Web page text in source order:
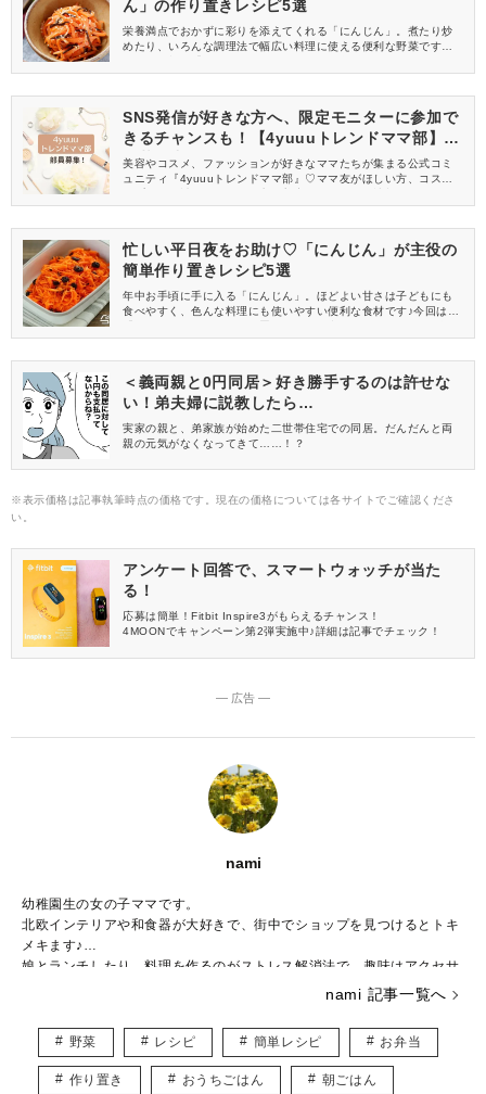
ん」の作り置きレシピ5選
栄養満点でおかずに彩りを添えてくれる「にんじん」。煮たり炒
めたり、いろんな調理法で幅広い料理に使える便利な野菜です。
介！作り置きもできるので、忙しい毎日で活躍してくれますよ。
SNS発信が好きな方へ、限定モニターに参加で
きるチャンスも！【4yuuuトレンドママ部】部
員募集中
美容やコスメ、ファッションが好きなママたちが集まる公式コミ
ュニティ『4yuuuトレンドママ部』♡ママ友がほしい方、コスメサ
信してくれる方を募集しています！
忙しい平日夜をお助け♡「にんじん」が主役の
簡単作り置きレシピ5選
年中お手頃に手に入る「にんじん」。ほどよい甘さは子どもにも
食べやすく、色んな料理にも使いやすい便利な食材です♪今回は、
忙しい平日は作り置きおかずで気軽に乗り越えましょう。
＜義両親と0円同居＞好き勝手するのは許せな
い！弟夫婦に説教したら…
実家の親と、弟家族が始めた二世帯住宅での同居。だんだんと両
親の元気がなくなってきて……！？
※表示価格は記事執筆時点の価格です。現在の価格については各サイトでご確認くださ
い。
アンケート回答で、スマートウォッチが当た
る！
応募は簡単！Fitbit Inspire3がもらえるチャンス！
4MOONでキャンペーン第2弾実施中♪詳細は記事でチェック！
― 広告 ―
nami
幼稚園生の女の子ママです。
北欧インテリアや和食器が大好きで、街中でショップを見つけるとトキ
メキます♪
娘とランチしたり、料理を作るのがストレス解消法で、趣味はアクセサ
緒に暮らしたいなぁと夢見ています。
皆様に役立つ情報を、楽しくお届けしていけたらと思います♡
nami 記事一覧へ
野菜 レシピ 簡単レシピ お弁当
作り置き おうちごはん 朝ごはん